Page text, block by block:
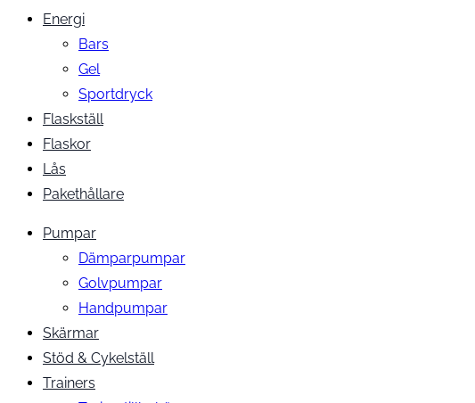
Energi
Bars
Gel
Sportdryck
Flaskställ
Flaskor
Lås
Pakethållare
Pumpar
Dämparpumpar
Golvpumpar
Handpumpar
Skärmar
Stöd & Cykelställ
Trainers